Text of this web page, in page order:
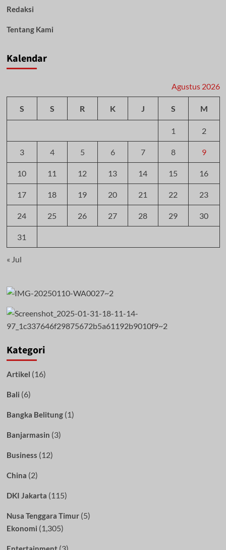
Redaksi
Tentang Kami
Kalendar
Agustus 2026
S S R K J S M
1 2
3 4 5 6 7 8 9
10 11 12 13 14 15 16
17 18 19 20 21 22 23
24 25 26 27 28 29 30
31
« Jul
Kategori
Artikel (16)
Bali (6)
Bangka Belitung(1)
Banjarmasin (3)
Business (12)
China (2)
DKI Jakarta (115)
Nusa Tenggara Timur(5)
Ekonomi (1,305)